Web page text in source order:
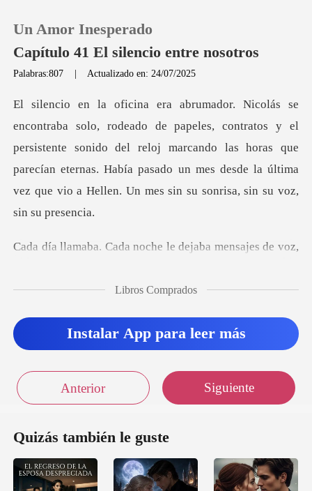
0
Recargar
Un Amor Inesperado
Capítulo 41 El silencio entre nosotros
Palabras:807 | Actualizado en: 24/07/2025
atos y el
persistente sonido del reloj marcando las horas que
parecían eternas. Había pasado u
a noche le dejaba men
Libros Comprados
Instalar App para leer más
Anterior Siguiente
Quizás también le guste